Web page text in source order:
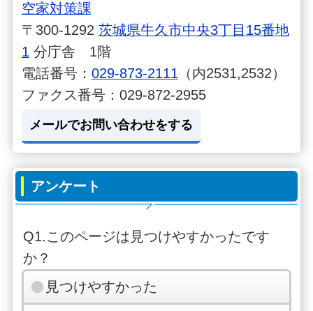
空家対策課
〒300-1292 茨城県牛久市中央3丁目15番地
1 分庁舎 1階
電話番号： 029-873-2111 （内2531,2532）
ファクス番号：029-872-2955
メールでお問い合わせをする
アンケート
Q1.このページは見つけやすかったです
か？
見つけやすかった